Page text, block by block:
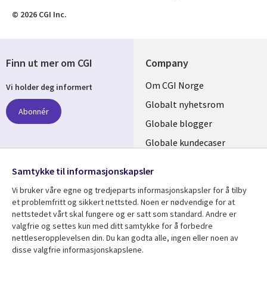
© 2026 CGI Inc.
Company
Useful
links
NORWAY
Om CGI Norge
Globalt nyhetsrom
Globale blogger
Globale kundecaser
Resource center Support
Finn ut mer om CGI
Vi holder deg informert
Abonnér
følg oss
Social
Media
NORWAY
Samtykke til informasjonskapsler
Vi bruker våre egne og tredjeparts informasjonskapsler for å tilby
et problemfritt og sikkert nettsted. Noen er nødvendige for at
nettstedet vårt skal fungere og er satt som standard. Andre er
valgfrie og settes kun med ditt samtykke for å forbedre
nettleseropplevelsen din. Du kan godta alle, ingen eller noen av
disse valgfrie informasjonskapslene.